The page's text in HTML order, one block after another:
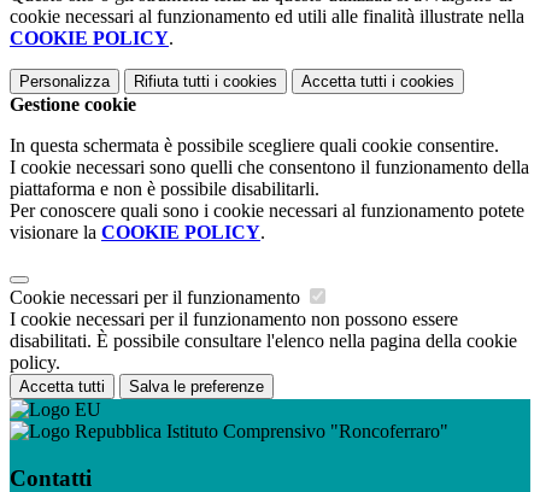
cookie necessari al funzionamento ed utili alle finalità illustrate nella
COOKIE POLICY.
Personalizza Rifiuta tutti i cookies Accetta tutti i cookies
Gestione cookie
In questa schermata è possibile scegliere quali cookie consentire.
I cookie necessari sono quelli che consentono il funzionamento della
piattaforma e non è possibile disabilitarli.
Per conoscere quali sono i cookie necessari al funzionamento potete
visionare la COOKIE POLICY.
Cookie necessari per il funzionamento
I cookie necessari per il funzionamento non possono essere
disabilitati. È possibile consultare l'elenco nella pagina della cookie
policy.
Accetta tutti Salva le preferenze
Istituto Comprensivo "Roncoferraro"
Contatti